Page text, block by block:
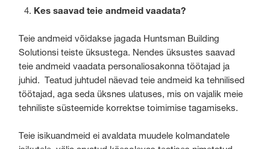
Kes saavad teie andmeid vaadata?
Teie andmeid võidakse jagada Huntsman Building
Solutionsi teiste üksustega. Nendes üksustes saavad
teie andmeid vaadata personaliosakonna töötajad ja
juhid. Teatud juhtudel näevad teie andmeid ka tehnilised
töötajad, aga seda üksnes ulatuses, mis on vajalik meie
tehniliste süsteemide korrektse toimimise tagamiseks.
Teie isikuandmeid ei avaldata muudele kolmandatele